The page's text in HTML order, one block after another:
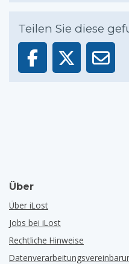
Teilen Sie diese
Über
Über iLost
Jobs bei iLost
Rechtliche Hinweise